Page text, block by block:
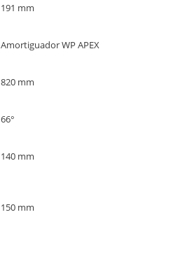
191 mm
Amortiguador WP APEX
820 mm
66°
140 mm
150 mm